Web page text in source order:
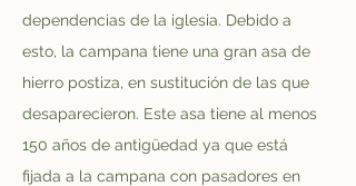
dependencias de la iglesia. Debido a
esto, la campana tiene una gran asa de
hierro postiza, en sustitución de las que
desaparecieron. Este asa tiene al menos
150 años de antigüedad ya que está
fijada a la campana con pasadores en